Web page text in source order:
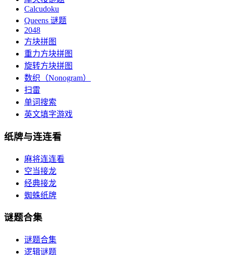
Calcudoku
Queens 谜题
2048
方块拼图
重力方块拼图
旋转方块拼图
数织（Nonogram）
扫雷
单词搜索
英文填字游戏
纸牌与连连看
麻将连连看
空当接龙
经典接龙
蜘蛛纸牌
谜题合集
谜题合集
逻辑谜题